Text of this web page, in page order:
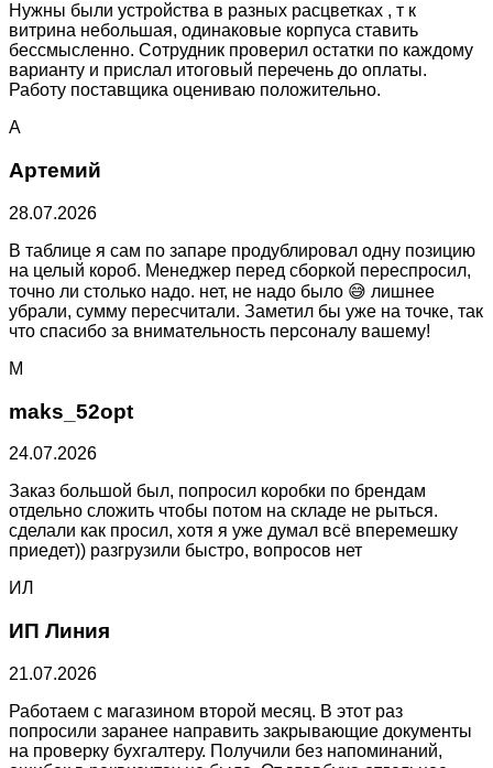
Нужны были устройства в разных расцветках , т к
витрина небольшая, одинаковые корпуса ставить
бессмысленно. Сотрудник проверил остатки по каждому
варианту и прислал итоговый перечень до оплаты.
Работу поставщика оцениваю положительно.
А
Артемий
28.07.2026
В таблице я сам по запаре продублировал одну позицию
на целый короб. Менеджер перед сборкой переспросил,
точно ли столько надо. нет, не надо было 😅 лишнее
убрали, сумму пересчитали. Заметил бы уже на точке, так
что спасибо за внимательность персоналу вашему!
M
maks_52opt
24.07.2026
Заказ большой был, попросил коробки по брендам
отдельно сложить чтобы потом на складе не рыться.
сделали как просил, хотя я уже думал всё вперемешку
приедет)) разгрузили быстро, вопросов нет
ИЛ
ИП Линия
21.07.2026
Работаем с магазином второй месяц. В этот раз
попросили заранее направить закрывающие документы
на проверку бухгалтеру. Получили без напоминаний,